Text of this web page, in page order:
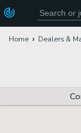
Home Dealers &